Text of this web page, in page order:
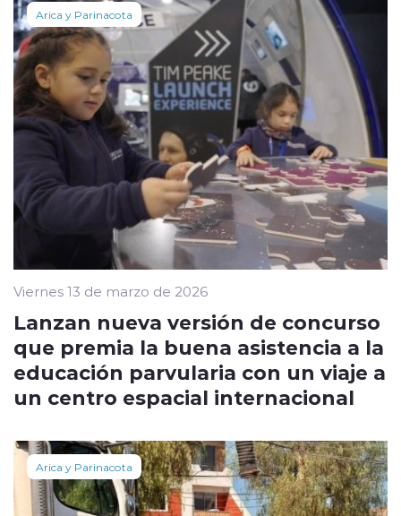
Arica y Parinacota
Viernes 13 de marzo de 2026
Lanzan nueva versión de concurso
que premia la buena asistencia a la
educación parvularia con un viaje a
un centro espacial internacional
Arica y Parinacota